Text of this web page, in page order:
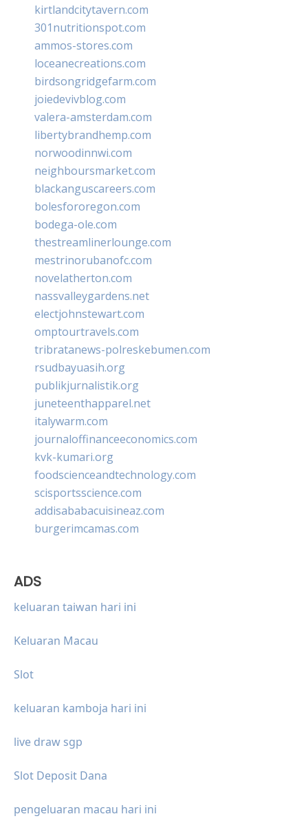
kirtlandcitytavern.com
301nutritionspot.com
ammos-stores.com
loceanecreations.com
birdsongridgefarm.com
joiedevivblog.com
valera-amsterdam.com
libertybrandhemp.com
norwoodinnwi.com
neighboursmarket.com
blackanguscareers.com
bolesfororegon.com
bodega-ole.com
thestreamlinerlounge.com
mestrinorubanofc.com
novelatherton.com
nassvalleygardens.net
electjohnstewart.com
omptourtravels.com
tribratanews-polreskebumen.com
rsudbayuasih.org
publikjurnalistik.org
juneteenthapparel.net
italywarm.com
journaloffinanceeconomics.com
kvk-kumari.org
foodscienceandtechnology.com
scisportsscience.com
addisababacuisineaz.com
burgerimcamas.com
ADS
keluaran taiwan hari ini
Keluaran Macau
Slot
keluaran kamboja hari ini
live draw sgp
Slot Deposit Dana
pengeluaran macau hari ini